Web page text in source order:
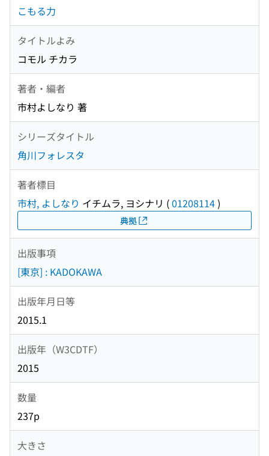
こもる力
タイトルよみ
コモル チカラ
著者・編者
市村よしなり 著
シリーズタイトル
角川フォレスタ
著者標目
市村, よしなり イチムラ, ヨシナリ (01208114)
典拠
出版事項
[東京] : KADOKAWA
出版年月日等
2015.1
出版年（W3CDTF）
2015
数量
237p
大きさ